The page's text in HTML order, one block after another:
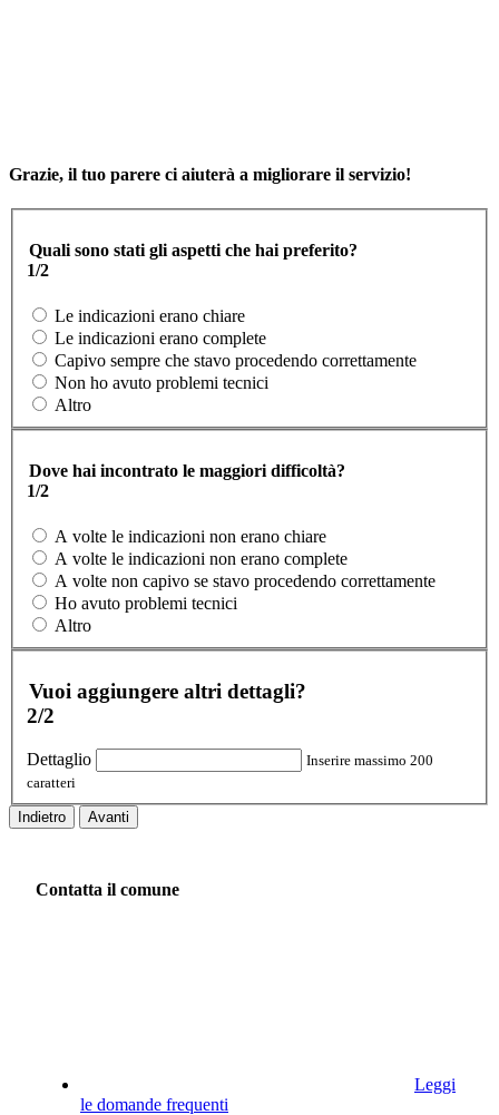
Grazie, il tuo parere ci aiuterà a migliorare il servizio!
Quali sono stati gli aspetti che hai preferito?
1/2
Le indicazioni erano chiare
Le indicazioni erano complete
Capivo sempre che stavo procedendo correttamente
Non ho avuto problemi tecnici
Altro
Dove hai incontrato le maggiori difficoltà?
1/2
A volte le indicazioni non erano chiare
A volte le indicazioni non erano complete
A volte non capivo se stavo procedendo correttamente
Ho avuto problemi tecnici
Altro
Vuoi aggiungere altri dettagli?
2/2
Dettaglio
Inserire massimo 200
caratteri
Indietro Avanti
Contatta il comune
Leggi
le domande frequenti